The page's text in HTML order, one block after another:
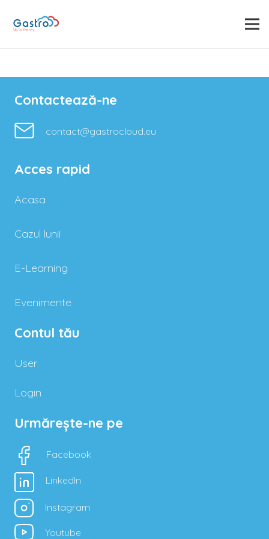
Contactează-ne
contact@gastrocloud.eu
Acces rapid
Acasa
Cazul lunii
E-Learning
Evenimente
Contul tău
User
Login
Urmărește-ne pe
Facebook
LinkedIn
Instagram
Youtube